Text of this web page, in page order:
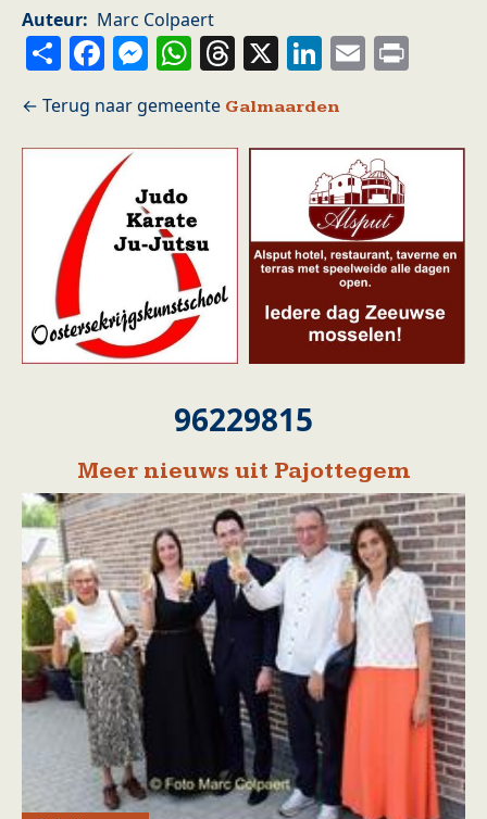
Auteur
Marc Colpaert
ShareFacebook
Messenger
WhatsApp
Threads
X LinkedIn
Email
Galmaarden
96229815
Meer nieuws uit Pajottegem